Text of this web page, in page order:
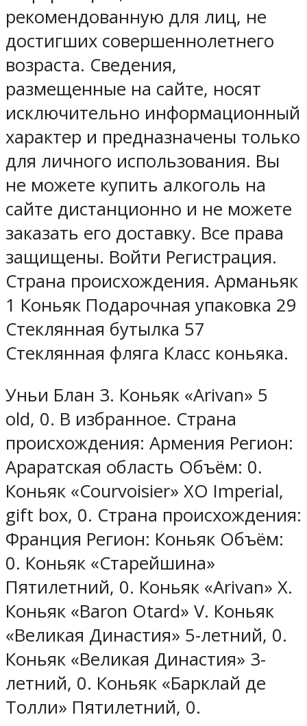
рекомендованную для лиц, не
достигших совершеннолетнего
возраста. Сведения,
размещенные на сайте, носят
исключительно информационный
характер и предназначены только
для личного использования. Вы
не можете купить алкоголь на
сайте дистанционно и не можете
заказать его доставку. Все права
защищены. Войти Регистрация.
Страна происхождения. Арманьяк
1 Коньяк Подарочная упаковка 29
Стеклянная бутылка 57
Стеклянная фляга Класс коньяка.
Уньи Блан 3. Коньяк «Arivan» 5
old, 0. В избранное. Страна
происхождения: Армения Регион:
Араратская область Объём: 0.
Коньяк «Courvoisier» XO Imperial,
gift box, 0. Страна происхождения:
Франция Регион: Коньяк Объём:
0. Коньяк «Старейшина»
Пятилетний, 0. Коньяк «Arivan» X.
Коньяк «Baron Otard» V. Коньяк
«Великая Династия» 5-летний, 0.
Коньяк «Великая Династия» 3-
летний, 0. Коньяк «Барклай де
Толли» Пятилетний, 0.